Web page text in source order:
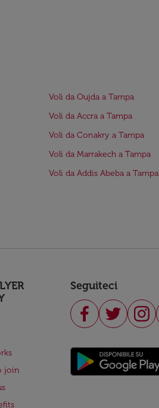
Voli da Oujda a Tampa
Voli da Accra a Tampa
Voli da Conakry a Tampa
Voli da Marrakech a Tampa
Voli da Addis Abeba a Tampa
join
Seguiteci